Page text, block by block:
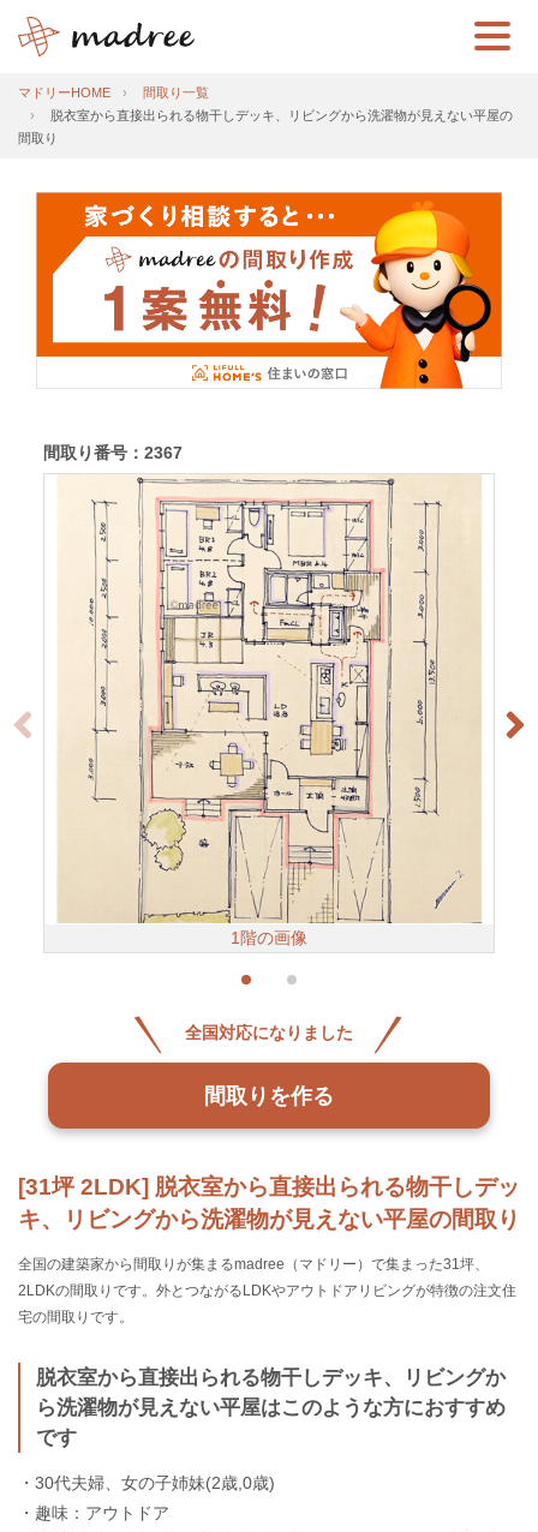
マドリーHOME
間取り一覧
脱衣室から直接出られる物干しデッキ、リビングから洗濯物が見えない平屋の
間取り
[31坪 2LDK] 脱衣室から直接出られる物干しデッ
キ、リビングから洗濯物が見えない平屋の間取り
全国の建築家から間取りが集まるmadree（マドリー）で集まった31坪、
2LDKの間取りです。外とつながるLDKやアウトドアリビングが特徴の注文住
宅の間取りです。
脱衣室から直接出られる物干しデッキ、リビングか
ら洗濯物が見えない平屋はこのような方におすすめ
です
・30代夫婦、女の子姉妹(2歳,0歳)
・趣味：アウトドア
間取り番号：2367
1階の画像
全国対応になりました
間取りを作る